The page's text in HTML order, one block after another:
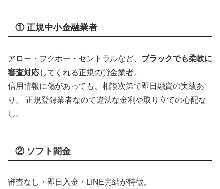
① 正規中小金融業者
アロー・フクホー・セントラルなど、 ブラックでも柔軟に
審査対応してくれる正規の貸金業者。
信用情報に傷があっても、相談次第で即日融資の実績あ
り。 正規登録業者なので違法な金利や取り立ての心配な
し。
② ソフト闇金
審査なし・即日入金・LINE完結が特徴。